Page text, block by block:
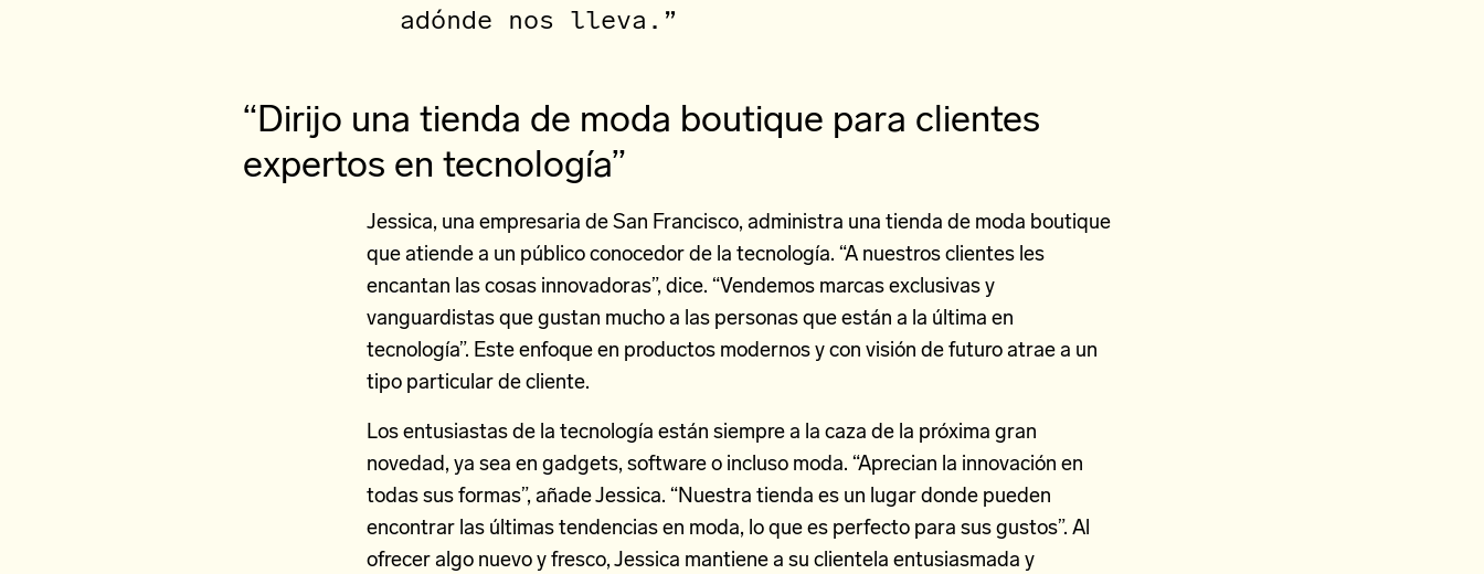
adónde nos lleva.”
“Dirijo una tienda de moda boutique para clientes
expertos en tecnología”
Jessica, una empresaria de San Francisco, administra una tienda de moda boutique
que atiende a un público conocedor de la tecnología. “A nuestros clientes les
encantan las cosas innovadoras”, dice. “Vendemos marcas exclusivas y
vanguardistas que gustan mucho a las personas que están a la última en
tecnología”. Este enfoque en productos modernos y con visión de futuro atrae a un
tipo particular de cliente.
Los entusiastas de la tecnología están siempre a la caza de la próxima gran
novedad, ya sea en gadgets, software o incluso moda. “Aprecian la innovación en
todas sus formas”, añade Jessica. “Nuestra tienda es un lugar donde pueden
encontrar las últimas tendencias en moda, lo que es perfecto para sus gustos”. Al
ofrecer algo nuevo y fresco, Jessica mantiene a su clientela entusiasmada y